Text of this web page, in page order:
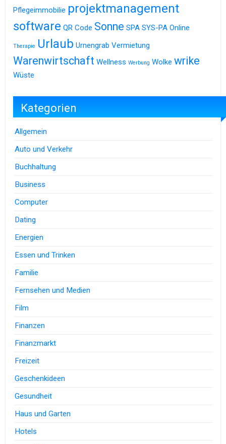
Pflegeimmobilie projektmanagement
software QR Code Sonne SPA SYS-PA Online
Therapie Urlaub Urnengrab Vermietung
Warenwirtschaft Wellness Werbung Wolke wrike
Wüste
Kategorien
Allgemein
Auto und Verkehr
Buchhaltung
Business
Computer
Dating
Energien
Essen und Trinken
Familie
Fernsehen und Medien
Film
Finanzen
Finanzmarkt
Freizeit
Geschenkideen
Gesundheit
Haus und Garten
Hotels